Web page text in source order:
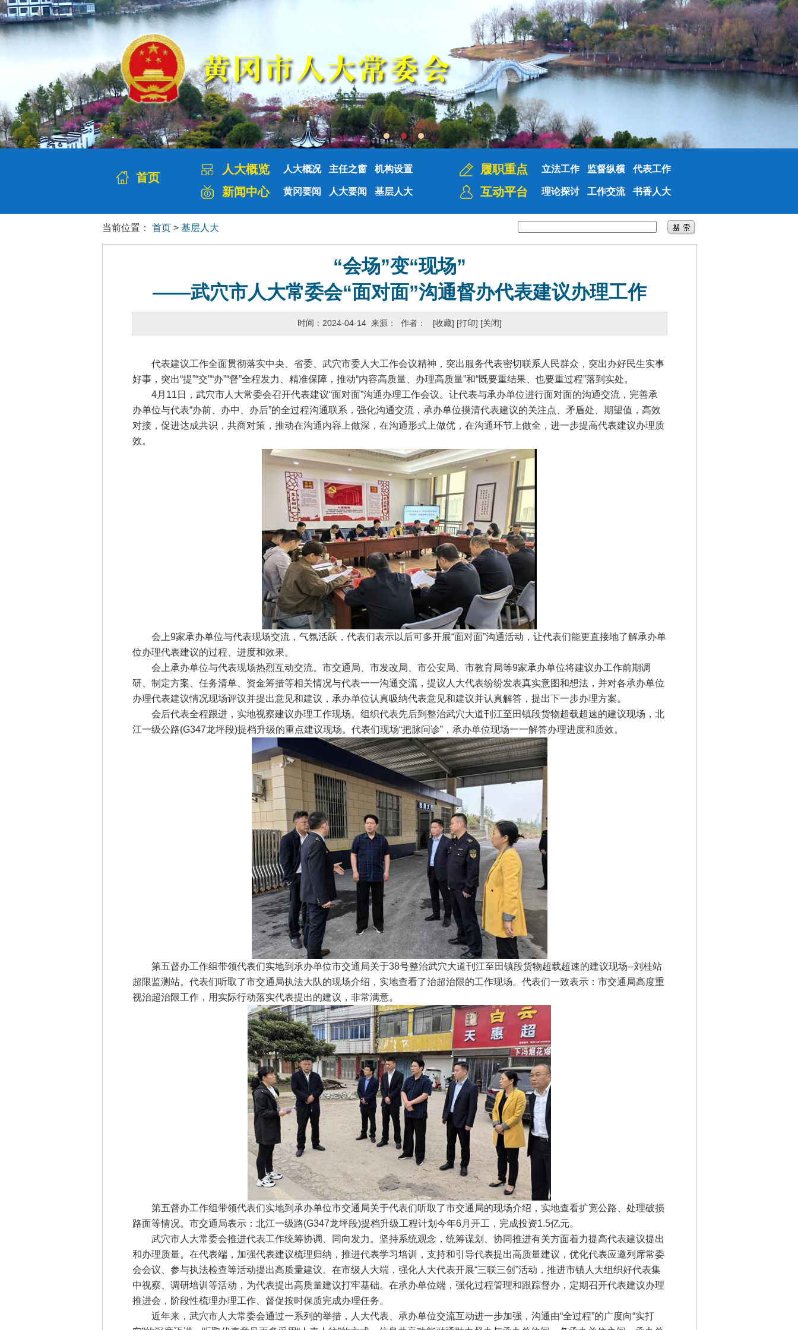
首页
人大概览 人大概况 主任之窗 机构设置
新闻中心 黄冈要闻 人大要闻 基层人大
履职重点 立法工作 监督纵横 代表工作
互动平台 理论探讨 工作交流 书香人大
当前位置： 首页 > 基层人大
“会场”变“现场”
——武穴市人大常委会“面对面”沟通督办代表建议办理工作
时间：2024-04-14 来源： 作者： [收藏] [打印] [关闭]
代表建议工作全面贯彻落实中央、省委、武穴市委人大工作会议精神，突出服务代表密切联系人民群众，突出办好民生实事
好事，突出“提”“交”“办”“督”全程发力、精准保障，推动“内容高质量、办理高质量”和“既要重结果、也要重过程”落到实处。
4月11日，武穴市人大常委会召开代表建议“面对面”沟通办理工作会议。让代表与承办单位进行面对面的沟通交流，完善承
办单位与代表“办前、办中、办后”的全过程沟通联系，强化沟通交流，承办单位摸清代表建议的关注点、矛盾处、期望值，高效
对接，促进达成共识，共商对策，推动在沟通内容上做深，在沟通形式上做优，在沟通环节上做全，进一步提高代表建议办理质
效。
会上9家承办单位与代表现场交流，气氛活跃，代表们表示以后可多开展“面对面”沟通活动，让代表们能更直接地了解承办单
位办理代表建议的过程、进度和效果。
会上承办单位与代表现场热烈互动交流。市交通局、市发改局、市公安局、市教育局等9家承办单位将建议办工作前期调
研、制定方案、任务清单、资金筹措等相关情况与代表一一沟通交流，提议人大代表纷纷发表真实意图和想法，并对各承办单位
办理代表建议情况现场评议并提出意见和建议，承办单位认真吸纳代表意见和建议并认真解答，提出下一步办理方案。
会后代表全程跟进，实地视察建议办理工作现场。组织代表先后到整治武穴大道刊江至田镇段货物超载超速的建议现场，北
江一级公路(G347龙坪段)提档升级的重点建议现场。代表们现场“把脉问诊”，承办单位现场一一解答办理进度和质效。
第五督办工作组带领代表们实地到承办单位市交通局关于38号整治武穴大道刊江至田镇段货物超载超速的建议现场--刘桂站
超限监测站。代表们听取了市交通局执法大队的现场介绍，实地查看了治超治限的工作现场。代表们一致表示：市交通局高度重
视治超治限工作，用实际行动落实代表提出的建议，非常满意。
第五督办工作组带领代表们实地到承办单位市交通局关于代表们听取了市交通局的现场介绍，实地查看扩宽公路、处理破损
路面等情况。市交通局表示：北江一级路(G347龙坪段)提档升级工程计划今年6月开工，完成投资1.5亿元。
武穴市人大常委会推进代表工作统筹协调、同向发力。坚持系统观念，统筹谋划、协同推进有关方面着力提高代表建议提出
和办理质量。在代表端，加强代表建议梳理归纳，推进代表学习培训，支持和引导代表提出高质量建议，优化代表应邀列席常委
会会议、参与执法检查等活动提出高质量建议。在市级人大端，强化人大代表开展“三联三创”活动，推进市镇人大组织好代表集
中视察、调研培训等活动，为代表提出高质量建议打牢基础。在承办单位端，强化过程管理和跟踪督办，定期召开代表建议办理
推进会，阶段性梳理办理工作、督促按时保质完成办理任务。
近年来，武穴市人大常委会通过一系列的举措，人大代表、承办单位交流互动进一步加强，沟通由“全过程”的广度向“实打